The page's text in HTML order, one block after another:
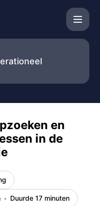
en gebruik van
en
in de
Duurde 17 minuten